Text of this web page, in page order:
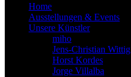
Home
Ausstellungen & Events
Unsere Künstler
miho
Jens-Christian Wittig
Horst Kordes
Jorge Villalba